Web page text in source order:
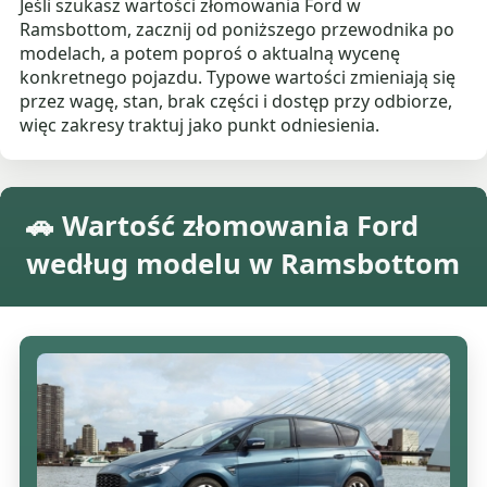
Jeśli szukasz wartości złomowania Ford w
Ramsbottom, zacznij od poniższego przewodnika po
modelach, a potem poproś o aktualną wycenę
konkretnego pojazdu. Typowe wartości zmieniają się
przez wagę, stan, brak części i dostęp przy odbiorze,
więc zakresy traktuj jako punkt odniesienia.
🚗 Wartość złomowania Ford
według modelu w Ramsbottom